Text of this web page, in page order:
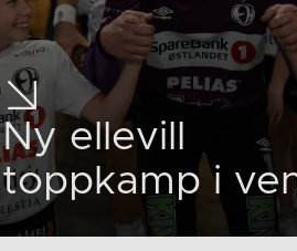
Ny ellevill
toppkamp i